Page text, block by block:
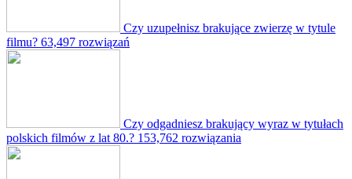
Czy uzupełnisz brakujące zwierzę w tytule
filmu? 63,497 rozwiązań
Czy odgadniesz brakujący wyraz w tytułach
polskich filmów z lat 80.? 153,762 rozwiązania